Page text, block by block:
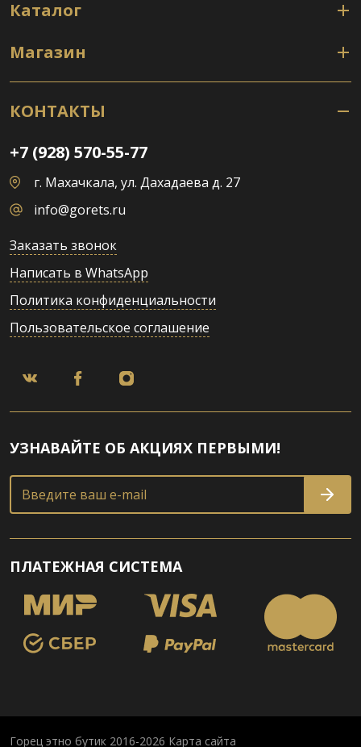
Каталог
Магазин
КОНТАКТЫ
+7 (928) 570-55-77
г. Махачкала, ул. Дахадаева д. 27
info@gorets.ru
Заказать звонок
Написать в WhatsApp
Политика конфиденциальности
Пользовательское соглашение
УЗНАВАЙТЕ ОБ АКЦИЯХ ПЕРВЫМИ!
Введите ваш e-mail
ПЛАТЕЖНАЯ СИСТЕМА
Горец этно бутик 2016-2026 Карта сайта